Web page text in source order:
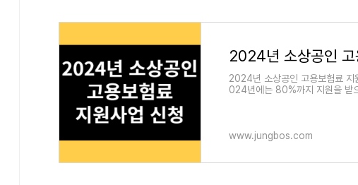
2024년 소상공인 고용보험료 지
024년에는 80%까지 지원을 받
www.jungbos.com